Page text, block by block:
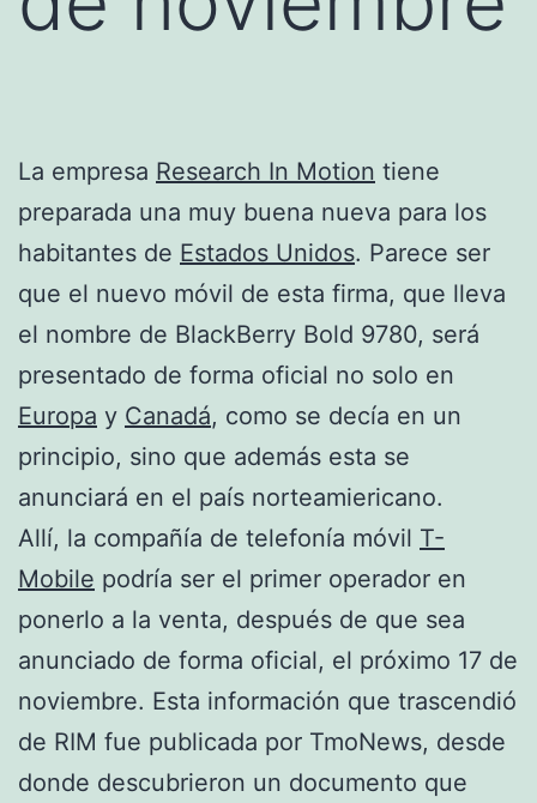
La empresa Research In Motion tiene
preparada una muy buena nueva para los
habitantes de Estados Unidos. Parece ser
que el nuevo móvil de esta firma, que lleva
el nombre de BlackBerry Bold 9780, será
presentado de forma oficial no solo en
Europa y Canadá, como se decía en un
principio, sino que además esta se
anunciará en el país norteamiericano.
Allí, la compañía de telefonía móvil T-
Mobile podría ser el primer operador en
ponerlo a la venta, después de que sea
anunciado de forma oficial, el próximo 17 de
noviembre. Esta información que trascendió
de RIM fue publicada por TmoNews, desde
donde descubrieron un documento que